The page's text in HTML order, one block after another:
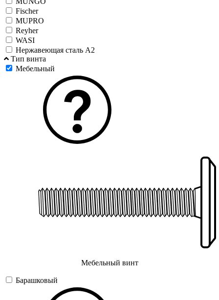
Fischer
MUPRO
Reyher
WASI
Нержавеющая сталь А2
Тип винта
Мебельный
Мебельный винт
Барашковый